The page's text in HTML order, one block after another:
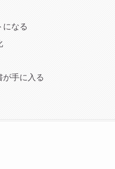
になる
が手に入る